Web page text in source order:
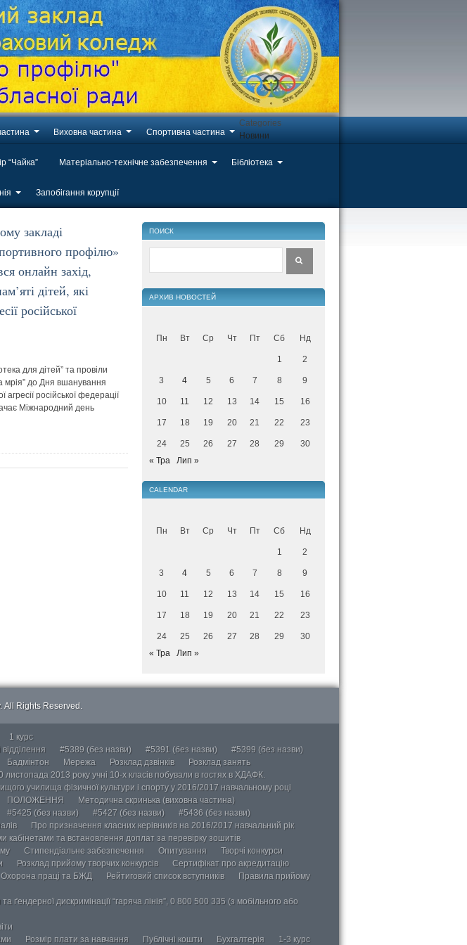
Виховна частина Спортивна частина
“Чайка” Матеріально-технічне забезпечення Бібліотека
Запобігання корупції
Categories
Новини
закладі
профілю»
онлайн захід,
дітей, які
російської
для дітей” та провіли
мрія” до Дня вшанування
агресії російської федерації
Міжнародний день
ПОИСК
АРХИВ НОВОСТЕЙ
Пн Вт Ср Чт Пт Сб Нд
1 2
3 4 5 6 7 8 9
10 11 12 13 14 15 16
17 18 19 20 21 22 23
24 25 26 27 28 29
30
« Тра
Лип »
CALENDAR
Пн Вт Ср Чт Пт Сб Нд
1 2
3 4 5 6 7 8 9
10 11 12 13 14 15 16
17 18 19 20 21 22 23
24 25 26 27 28 29
30
« Тра
Лип »
All Rights Reserved.
1 курс
#5389 (без назви) #5391 (без назви)
#5399 (без назви)
Бадмінтон Мережа Розклад дзвінків
Розклад занять
листопада 2013 року учні 10-х класів побували в гостях в ХДАФК.
училища фізичної культури і спорту у 2016/2017 навчальному році
ПОЛОЖЕННЯ
Методична скринька (виховна частина)
#5425 (без назви) #5427 (без назви)
#5436 (без назви)
Про призначення класних керівників на 2016/2017 навчальний рік
кабінетами та встановлення доплат за перевірку зошитів
Стипендіальне забезпечення Опитування
Творчі конкурси
Розклад прийому творчих конкурсів
Сертифікат про акредитацію
Охорона праці та БЖД Рейтиговий список вступників
Правила прийому
дискримінації “гаряча лінія”, 0 800 500 335 (з мобільного або
Розмір плати за навчання Публічні кошти Бухгалтерія 1-3 курс